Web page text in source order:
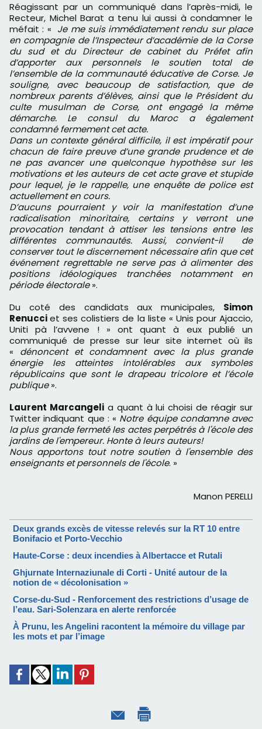
Réagissant par un communiqué dans l’après-midi, le
Recteur, Michel Barat a tenu lui aussi à condamner le
méfait : « Je me suis immédiatement rendu sur place
en compagnie de l’Inspecteur d’académie de la Corse
du sud et du Directeur de cabinet du Préfet afin
d’apporter aux personnels le soutien total de
l’ensemble de la communauté éducative de Corse. Je
souligne, avec beaucoup de satisfaction, que de
nombreux parents d’élèves, ainsi que le Président du
culte musulman de Corse, ont engagé la même
démarche. Le consul du Maroc a également
condamné fermement cet acte.
Dans un contexte général difficile, il est impératif pour
chacun de faire preuve d’une grande prudence et de
ne pas avancer une quelconque hypothèse sur les
motivations et les auteurs de cet acte grave et stupide
pour lequel, je le rappelle, une enquête de police est
actuellement en cours.
D’aucuns pourraient y voir la manifestation d’une
radicalisation minoritaire, certains y verront une
provocation tendant à attiser les tensions entre les
différentes communautés. Aussi, convient-il de
conserver tout le discernement nécessaire afin que cet
événement regrettable ne serve pas à alimenter des
positions idéologiques tranchées notamment en
période électorale».
Du coté des candidats aux municipales, Simon
Renucciet ses colistiers de la liste « Unis pour Ajaccio,
Uniti pà l’avvene ! » ont quant à eux publié un
communiqué de presse sur leur site internet où ils
« dénoncent et condamnent avec la plus grande
énergie les atteintes intolérables aux symboles
républicains que sont le drapeau tricolore et l’école
publique».
Laurent Marcangelia quant à lui choisi de réagir sur
Twitter indiquant que : « Notre équipe condamne avec
la plus grande fermeté les actes perpétrés à l'école des
jardins de l'empereur. Honte à leurs auteurs!
Nous apportons tout notre soutien à l'ensemble des
enseignants et personnels de l'école. »
Manon PERELLI
Deux grands excès de vitesse relevés sur la RT 10 entre
Bonifacio et Porto-Vecchio
Haute-Corse : deux incendies à Albertacce et Rutali
Ghjurnate Internaziunale di Corti - Unité autour de la
notion de « décolonisation »
Corse-du-Sud - Renforcement des restrictions d’usage de
l’eau. Sari-Solenzara en alerte renforcée
À Prunu, les Angelini racontent la mémoire du village par
les mots et par l’image